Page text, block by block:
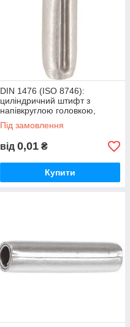
DIN 1476 (ISO 8746):
циліндричний штифт з
напівкруглою головкою,
нержавіюча сталь А1 (AISI
301)
Під замовлення
від 0,01 ₴
Купити